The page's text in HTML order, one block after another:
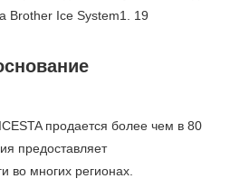
продается более чем в 80
предоставляет
во многих регионах.